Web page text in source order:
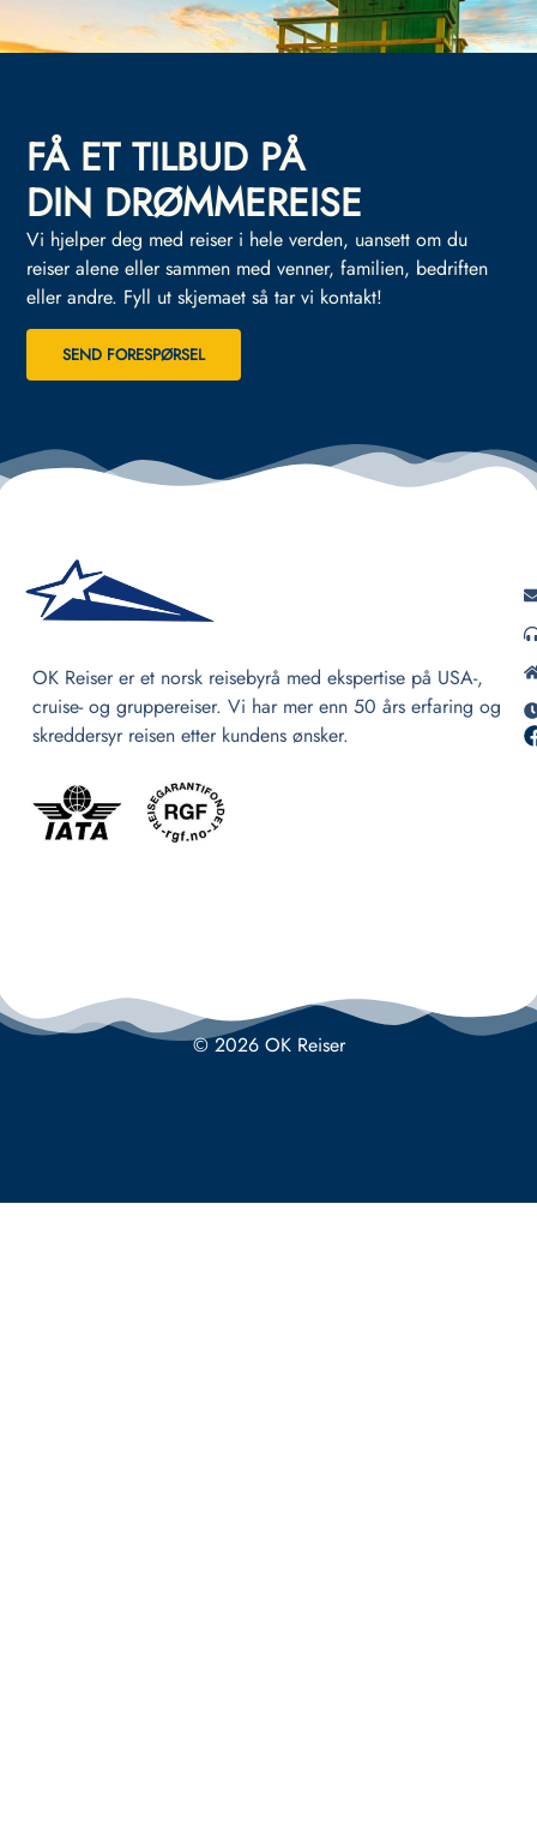
FÅ ET TILBUD PÅ
DIN DRØMMEREISE
Vi hjelper deg med reiser i hele verden, uansett om du
reiser alene eller sammen med venner, familien, bedriften
eller andre. Fyll ut skjemaet så tar vi kontakt!
SEND FORESPØRSEL
OK Reiser er et norsk reisebyrå med ekspertise på USA-,
cruise- og gruppereiser. Vi har mer enn 50 års erfaring og
skreddersyr reisen etter kundens ønsker.
© 2026 OK Reiser